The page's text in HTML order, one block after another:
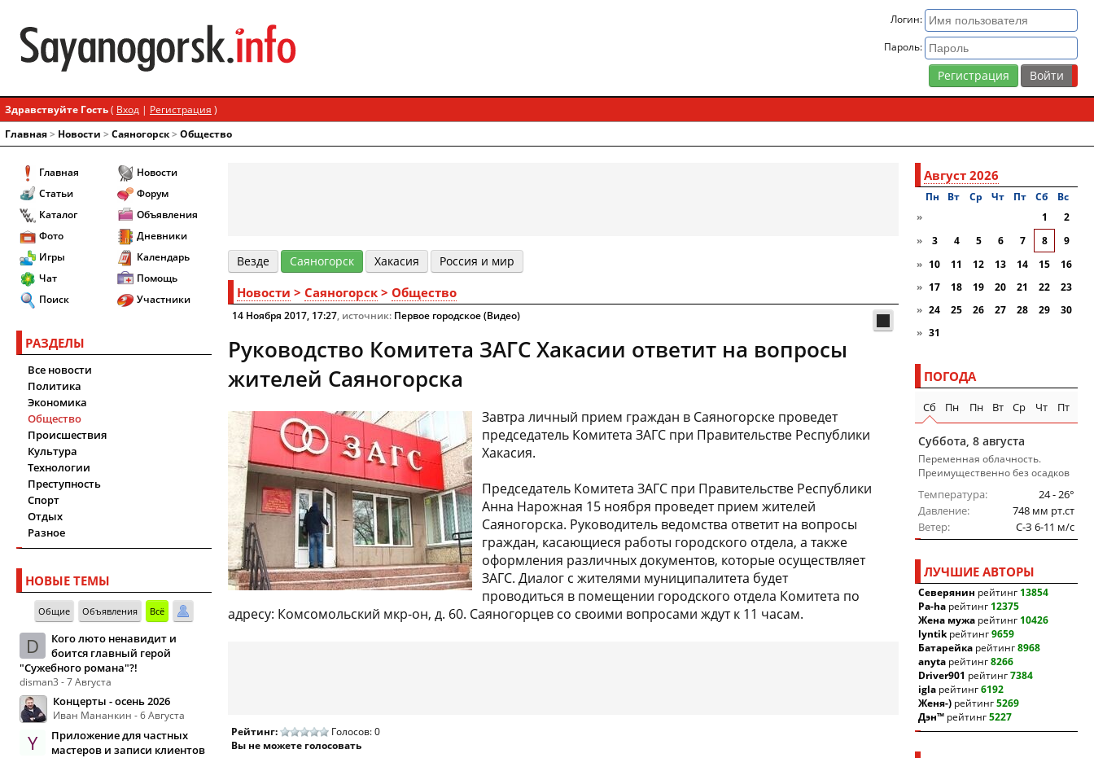
Логин:
Пароль:
Регистрация
Здравствуйте Гость( Вход | Регистрация )
Главная> Новости > Cаяногорск> Общество
Главная
Статьи
Каталог
Фото
Игры
Чат
Поиск
Новости
Форум
Объявления
Дневники
Календарь
Помощь
Участники
РАЗДЕЛЫ
Все новости
Политика
Экономика
Общество
Происшествия
Культура
Технологии
Преступность
Спорт
Отдых
Разное
НОВЫЕ ТЕМЫ
Общие Объявления Всё
D
Кого люто ненавидит и
боится главный герой
"Сужебного романа"?!
disman3 - 7 Августа
Концерты - осень 2026
Иван Мананкин - 6 Августа
Y
Приложение для частных
мастеров и записи клиентов
Везде Cаяногорск Хакасия Россия и мир
Новости > Cаяногорск > Общество
14 Ноября 2017, 17:27, источник: Первое городское (Видео)
Руководство Комитета ЗАГС Хакасии ответит на вопросы
жителей Саяногорска
Завтра личный прием граждан в Саяногорске проведет
председатель Комитета ЗАГС при Правительстве Республики
Хакасия.
Председатель Комитета ЗАГС при Правительстве Республики
Анна Нарожная 15 ноября проведет прием жителей
Саяногорска. Руководитель ведомства ответит на вопросы
граждан, касающиеся работы городского отдела, а также
оформления различных документов, которые осуществляет
ЗАГС. Диалог с жителями муниципалитета будет
проводиться в помещении городского отдела Комитета по
адресу: Комсомольский мкр-он, д. 60. Саяногорцев со своими вопросами ждут к 11 часам.
Рейтинг:
Голосов: 0
Вы не можете голосовать
Август 2026
Пн Вт Ср Чт Пт Сб
Вc
»
1
2
»
3 4 5 6 7 8
9
» 10 11 12 13 14 15
16
» 17 18 19 20 21 22
23
» 24 25 26 27 28 29
30
» 31
ПОГОДА
Сб Пн Пн Вт Ср Чт Пт
Суббота, 8 августа
Переменная облачность.
Преимущественно без осадков
Температура
24 - 26°
Давление
748 мм рт.ст
Ветер
C-З 6-11 м/c
ЛУЧШИЕ АВТОРЫ
Северянин рейтинг 13854
Pa-ha рейтинг 12375
Жена мужа рейтинг 10426
lyntikрейтинг9659
Батарейка рейтинг8968
anyta рейтинг8266
Driver901 рейтинг7384
igla рейтинг6192
Женя-) рейтинг5269
Дэн™ рейтинг5227